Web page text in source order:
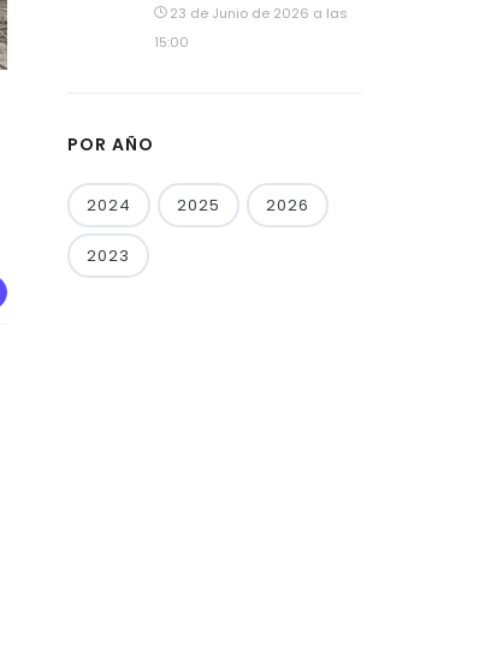
23 de Junio de 2026 a las
15:00
POR AÑO
2024 2025 2026
2023